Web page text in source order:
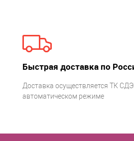
Быстрая доставка по
Доставка осуществляется ТК
автоматическом режиме